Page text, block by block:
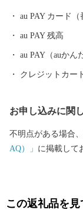
感じていただけま
となれるよう、まご
に玄海町にも訪れ
au PAY カード（
au PAY 残高
au PAY（auかん
クレジットカー
お申し込みに関
不明点がある場合
AQ）」 に掲載して
この返礼品を